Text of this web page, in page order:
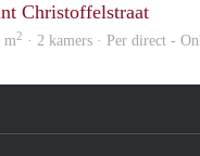
Christoffelstraat
m2 · 2 kamers · Per direct -